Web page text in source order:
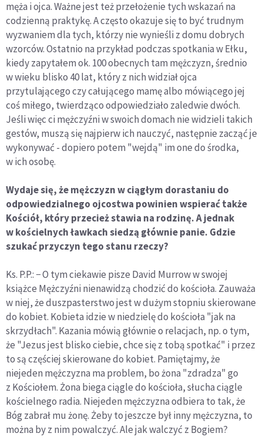
męża i ojca. Ważne jest też przełożenie tych wskazań na
codzienną praktykę. A często okazuje się to być trudnym
wyzwaniem dla tych, którzy nie wynieśli z domu dobrych
wzorców. Ostatnio na przykład podczas spotkania w Ełku,
kiedy zapytałem ok. 100 obecnych tam mężczyzn, średnio
w wieku blisko 40 lat, który z nich widział ojca
przytulającego czy całującego mamę albo mówiącego jej
coś miłego, twierdząco odpowiedziało zaledwie dwóch.
Jeśli więc ci mężczyźni w swoich domach nie widzieli takich
gestów, muszą się najpierw ich nauczyć, następnie zacząć je
wykonywać - dopiero potem "wejdą" im one do środka,
w ich osobę.
Wydaje się, że mężczyzn w ciągłym dorastaniu do
odpowiedzialnego ojcostwa powinien wspierać także
Kościół, który przecież stawia na rodzinę. A jednak
w kościelnych ławkach siedzą głównie panie. Gdzie
szukać przyczyn tego stanu rzeczy?
Ks. P.P.: − O tym ciekawie pisze David Murrow w swojej
książce Mężczyźni nienawidzą chodzić do kościoła. Zauważa
w niej, że duszpasterstwo jest w dużym stopniu skierowane
do kobiet. Kobieta idzie w niedzielę do kościoła "jak na
skrzydłach". Kazania mówią głównie o relacjach, np. o tym,
że "Jezus jest blisko ciebie, chce się z tobą spotkać" i przez
to są częściej skierowane do kobiet. Pamiętajmy, że
niejeden mężczyzna ma problem, bo żona "zdradza" go
z Kościołem. Żona biega ciągle do kościoła, słucha ciągle
kościelnego radia. Niejeden mężczyzna odbiera to tak, że
Bóg zabrał mu żonę. Żeby to jeszcze był inny mężczyzna, to
można by z nim powalczyć. Ale jak walczyć z Bogiem?